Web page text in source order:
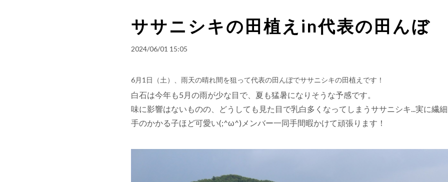
ササニシキの田植えin代表の田んぼ
2024/06/01 15:05
6月1日（土）、雨天の晴れ間を狙って代表の田んぼでササニシキの田植えです！
白石は今年も5月の雨が少な目で、夏も猛暑になりそうな予感です。
味に影響はないものの、どうしても見た目で乳白多くなってしまうササニシキ...実に繊
手のかかる子ほど可愛い(;^ω^)メンバー一同手間暇かけて頑張ります！